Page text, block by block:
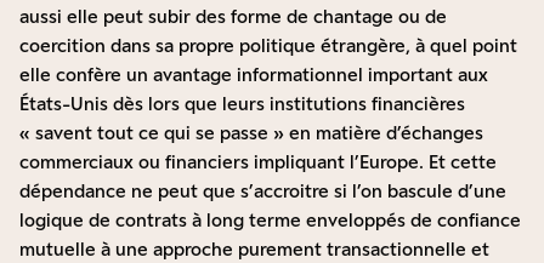
aussi elle peut subir des forme de chantage ou de
coercition dans sa propre politique étrangère, à quel point
elle confère un avantage informationnel important aux
États-Unis dès lors que leurs institutions financières
« savent tout ce qui se passe » en matière d’échanges
commerciaux ou financiers impliquant l’Europe. Et cette
dépendance ne peut que s’accroitre si l’on bascule d’une
logique de contrats à long terme enveloppés de confiance
mutuelle à une approche purement transactionnelle et